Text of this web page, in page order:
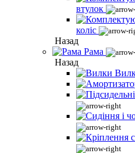
втулок
коліс
Назад
Рама
Назад